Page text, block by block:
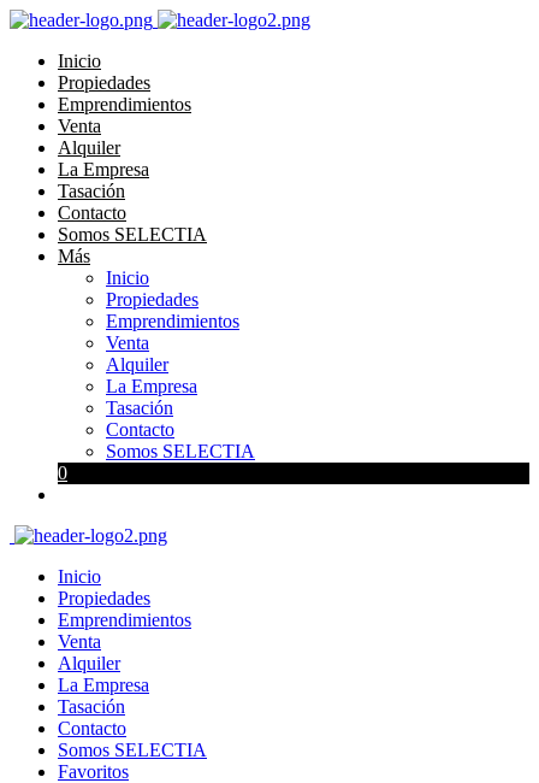
Inicio
Propiedades
Emprendimientos
Venta
Alquiler
La Empresa
Tasación
Contacto
Somos SELECTIA
Más
Inicio
Propiedades
Emprendimientos
Venta
Alquiler
La Empresa
Tasación
Contacto
Somos SELECTIA
0
Inicio
Propiedades
Emprendimientos
Venta
Alquiler
La Empresa
Tasación
Contacto
Somos SELECTIA
Favoritos